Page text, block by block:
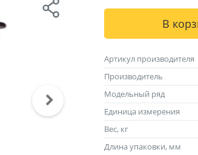
В
Артикул производителя
Производитель
Модельный ряд
Единица измерения
Вес, кг
Длина упаковки, мм